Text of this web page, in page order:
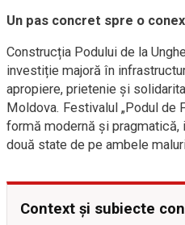
Un pas concret spre o
Construcția Podului de la
investiție majoră în
apropiere, prietenie și
Moldova. Festivalul „Podul de
formă modernă și pragmatică,
două state de pe ambele
Context și subiecte